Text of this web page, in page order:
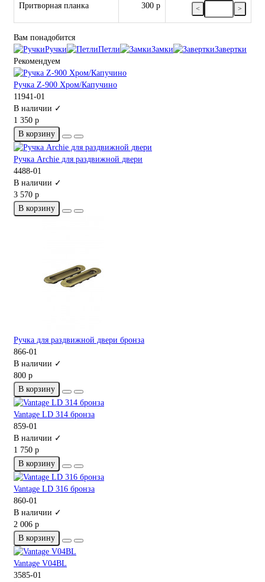
Притворная планка 300 р < >
Вам понадобится
Ручки
Петли Замки
Завертки
Рекомендуем
Ручка Z-900 Хром/Капучино
11941-01
В наличии ✓
1 350 р
В корзину
Ручка Archie для раздвижной двери
4488-01
В наличии ✓
3 570 р
В корзину
Ручка для раздвижной двери бронза
866-01
В наличии ✓
800 р
В корзину
Vantage LD 314 бронза
859-01
В наличии ✓
1 750 р
В корзину
Vantage LD 316 бронза
860-01
В наличии ✓
2 006 р
В корзину
Vantage V04BL
3585-01